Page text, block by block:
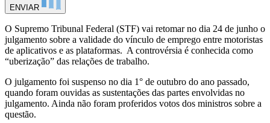
ENVIAR
O Supremo Tribunal Federal (STF) vai retomar no dia 24 de junho o
julgamento sobre a validade do vínculo de emprego entre motoristas
de aplicativos e as plataformas. A controvérsia é conhecida como
“uberização” das relações de trabalho.
O julgamento foi suspenso no dia 1° de outubro do ano passado,
quando foram ouvidas as sustentações das partes envolvidas no
julgamento. Ainda não foram proferidos votos dos ministros sobre a
questão.